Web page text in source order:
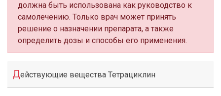
должна быть использована как руководство к
самолечению. Только врач может принять
решение о назначении препарата, а также
определить дозы и способы его применения.
Действующие вещества Тетрациклин